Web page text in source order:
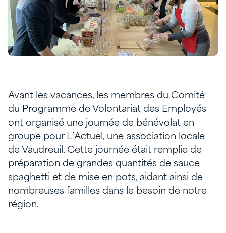
Avant les vacances, les membres du Comité
du Programme de Volontariat des Employés
ont organisé une journée de bénévolat en
groupe pour L’Actuel, une association locale
de Vaudreuil. Cette journée était remplie de
préparation de grandes quantités de sauce
spaghetti et de mise en pots, aidant ainsi de
nombreuses familles dans le besoin de notre
région.